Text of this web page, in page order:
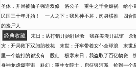
圣体，开局被仙子强迫双修
洛公子 重生之千金媚祸 给小
民国三十年开始！
一人之下：我见神不坏，肉身横推 四合
的捡尸人
经典收藏 末日：从打猎开始肝经验 我在美漫开武馆 杀
灾：开局救下双胞胎校花
末世：开车带着女仆全球浪 末世
里一个能打的都没有
股仙 极寒末日，我盗取了百亿物资
身神龙虐爆宇宙
科幻：重生女院士，启征银河系 捡到一个